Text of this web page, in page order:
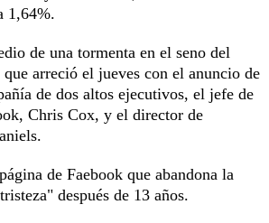
1,64%.
de una tormenta en el seno del
arreció el jueves con el anuncio de
de dos altos ejecutivos, el jefe de
Chris Cox, y el director de
de Faebook que abandona la
después de 13 años.